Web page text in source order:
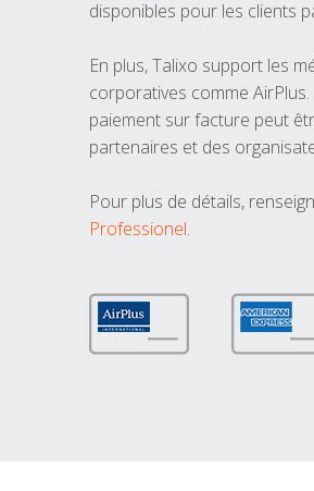
disponibles pour les clients
En plus, Talixo support les
corporatives comme
paiement sur facture peut
partenaires et des
Pour plus de détails,
Professionel.